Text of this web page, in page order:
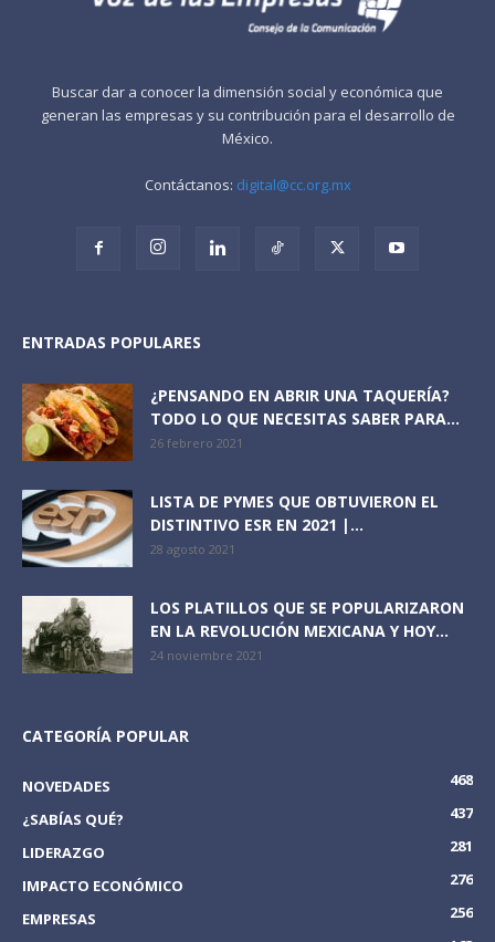
Buscar dar a conocer la dimensión social y económica que
generan las empresas y su contribución para el desarrollo de
México.
Contáctanos: digital@cc.org.mx
ENTRADAS POPULARES
¿PENSANDO EN ABRIR UNA TAQUERÍA?
TODO LO QUE NECESITAS SABER PARA...
26 febrero 2021
LISTA DE PYMES QUE OBTUVIERON EL
DISTINTIVO ESR EN 2021 |...
28 agosto 2021
LOS PLATILLOS QUE SE POPULARIZARON
EN LA REVOLUCIÓN MEXICANA Y HOY...
24 noviembre 2021
CATEGORÍA POPULAR
NOVEDADES
468
¿SABÍAS QUÉ?
437
LIDERAZGO
281
IMPACTO ECONÓMICO
276
EMPRESAS
256